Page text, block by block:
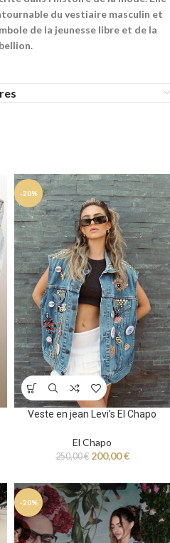
du vestiaire masculin et
de la jeunesse libre et de la
-20%
Veste en jean Levi’s El Chapo
El Chapo
250,00€ 200,00€
-20%